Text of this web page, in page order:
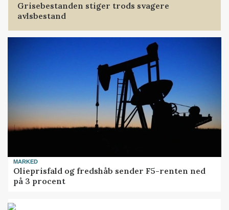
Grisebestanden stiger trods svagere
avlsbestand
MARKED
Olieprisfald og fredshåb sender F5-renten ned
på 3 procent